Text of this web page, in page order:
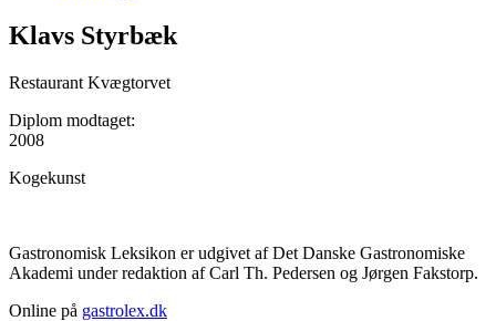
Klavs Styrbæk
Restaurant Kvægtorvet
Diplom modtaget:
2008
Kogekunst
Gastronomisk Leksikon er udgivet af Det Danske Gastronomiske
Akademi under redaktion af Carl Th. Pedersen og Jørgen Fakstorp.
Online på gastrolex.dk